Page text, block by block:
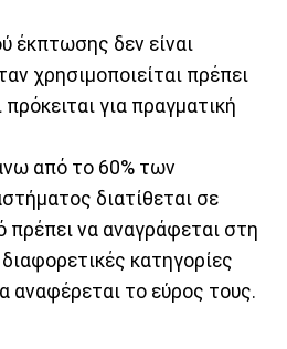
έκπτωσης δεν είναι
χρησιμοποιείται πρέπει
για πραγματική
από το 60% των
διατίθεται σε
να αναγράφεται στη
κατηγορίες
αναφέρεται το εύρος τους.